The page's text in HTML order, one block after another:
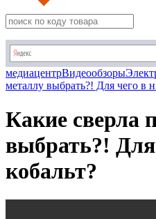
медиацентрВидеообзоры
металлу выбрать?! Для чего в
Какие сверла
выбрать?!
кобальт?